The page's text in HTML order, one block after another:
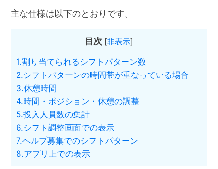
主な仕様は以下のとおりです。
目次 [非表示]
1.割り当てられるシフトパターン数
2.シフトパターンの時間帯が重なっている場合
3.休憩時間
4.時間・ポジション・休憩の調整
5.投入人員数の集計
6.シフト調整画面での表示
7.ヘルプ募集でのシフトパターン
8.アプリ上での表示